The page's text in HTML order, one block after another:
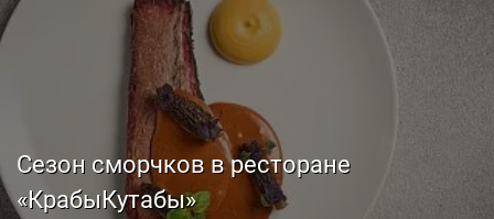
Сезон сморчков в ресторане
«КрабыКутабы»